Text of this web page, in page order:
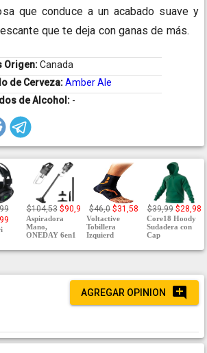
que conduce a un acabado suave y
que te deja con ganas de más.
Origen:Canada
de Cerveza:Amber Ale
de Alcohol: -
$104,53 $90,9
Aspiradora
Mano,
ONEDAY 6en1
$46,0 $31,58
Voltactive
Tobillera
Izquierd
$39,99 $28,98
Core18 Hoody
Sudadera con
Cap
AGREGAR OPINION